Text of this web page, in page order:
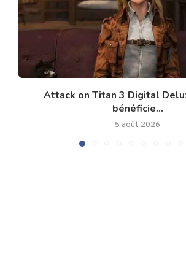
Attack on Titan 3 Digital
bénéficie...
5 août 2026